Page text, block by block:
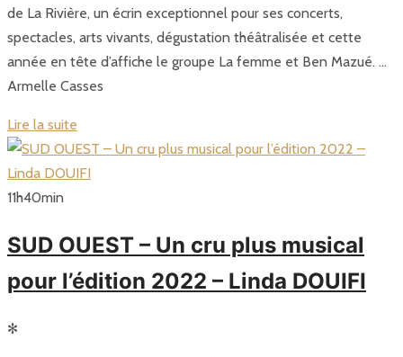
de La Rivière, un écrin exceptionnel pour ses concerts,
spectacles, arts vivants, dégustation théâtralisée et cette
année en tête d’affiche le groupe La femme et Ben Mazué. …
Armelle Casses
Lire la suite
11h40min
SUD OUEST – Un cru plus musical
pour l’édition 2022 – Linda DOUIFI
✻